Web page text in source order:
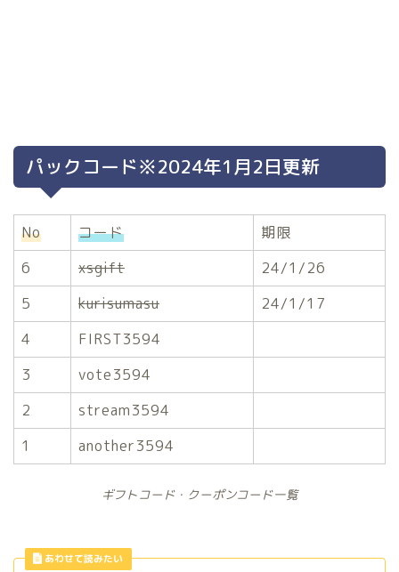
パックコード※2024年1月2日更新
No コード
期限
6
xsgift
24/1/26
5
kurisumasu
24/1/17
4
FIRST3594
3
vote3594
2
stream3594
1
another3594
ギフトコード・クーポンコード一覧